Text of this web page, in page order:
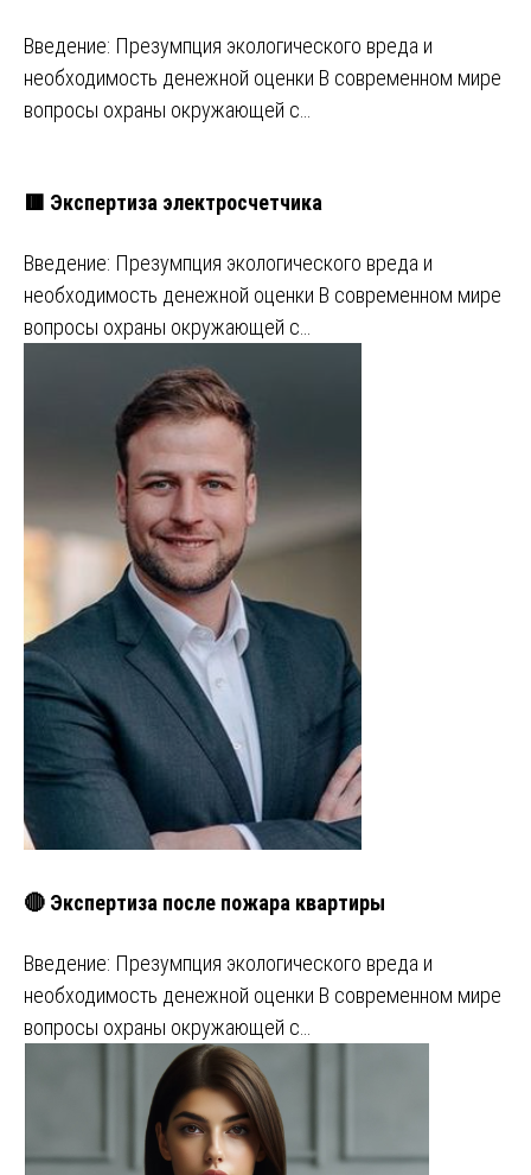
Введение: Презумпция экологического вреда и
необходимость денежной оценки В современном мире
вопросы охраны окружающей с…
🟥 Экспертиза электросчетчика
Введение: Презумпция экологического вреда и
необходимость денежной оценки В современном мире
вопросы охраны окружающей с…
🔴 Экспертиза после пожара квартиры
Введение: Презумпция экологического вреда и
необходимость денежной оценки В современном мире
вопросы охраны окружающей с…